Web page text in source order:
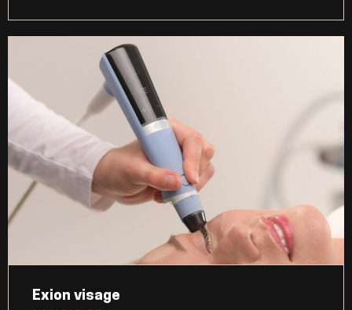
Exion visage